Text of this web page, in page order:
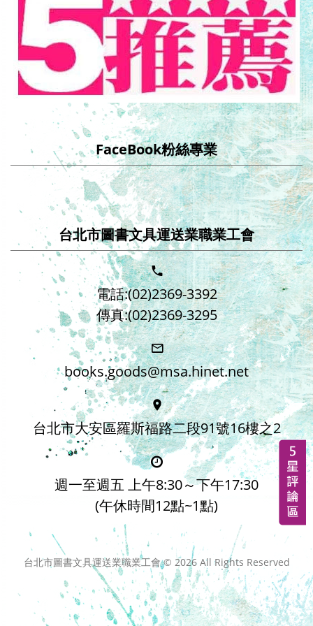
FaceBook粉絲專業
台北市圖書文具運送業職業工會
電話:(02)2369-3392
傳真:(02)2369-3295
books.goods@msa.hinet.net
台北市大安區羅斯福路二段91號16樓之2
週一至週五 上午8:30～下午17:30
(午休時間12點~1點)
台北市圖書文具運送業職業工會 © 2026All Rights Reserved